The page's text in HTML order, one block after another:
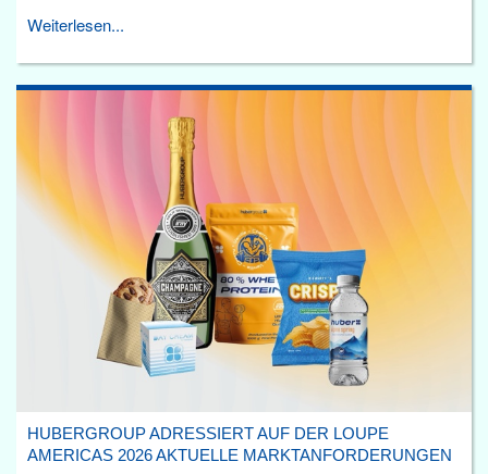
Weiterlesen...
HUBERGROUP ADRESSIERT AUF DER LOUPE
AMERICAS 2026 AKTUELLE MARKTANFORDERUNGEN